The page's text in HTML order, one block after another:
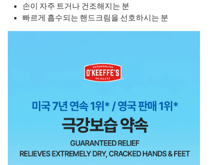
손이 자주 트거나 건조해지는 분
빠르게 흡수되는 핸드크림을 선호하시는 분